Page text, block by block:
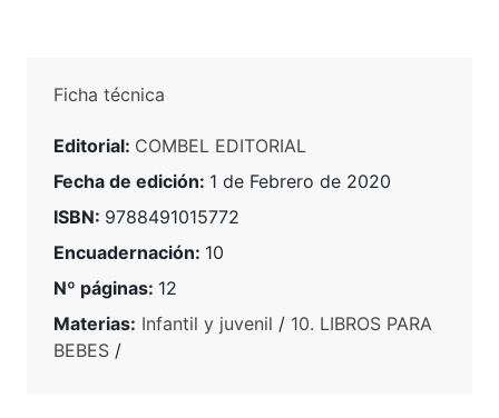
Ficha técnica
Editorial: COMBEL EDITORIAL
Fecha de edición: 1 de Febrero de 2020
ISBN: 9788491015772
Encuadernación: 10
Nº páginas: 12
Materias: Infantil y juvenil / 10. LIBROS PARA
BEBES /